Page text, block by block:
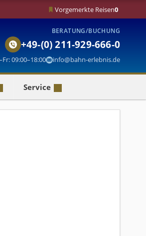
Vorgemerkte Reisen0
BERATUNG/BUCHUNG
+49-(0) 211-929-666-0
09:00–18:00 info@bahn-erlebnis.de
Service